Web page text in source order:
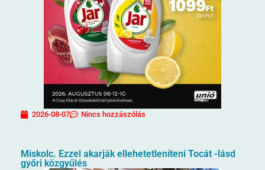
2026-08-07 Nincs hozzászólás
Miskolc. Ezzel akarják ellehetetleníteni Tocát -lásd
győri közgyűlés